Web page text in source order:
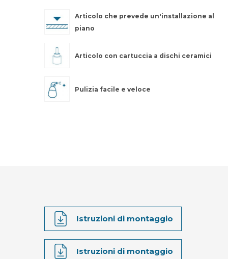
Articolo che prevede un'installazione al
piano
Articolo con cartuccia a dischi ceramici
Pulizia facile e veloce
Istruzioni di montaggio
Istruzioni di montaggio